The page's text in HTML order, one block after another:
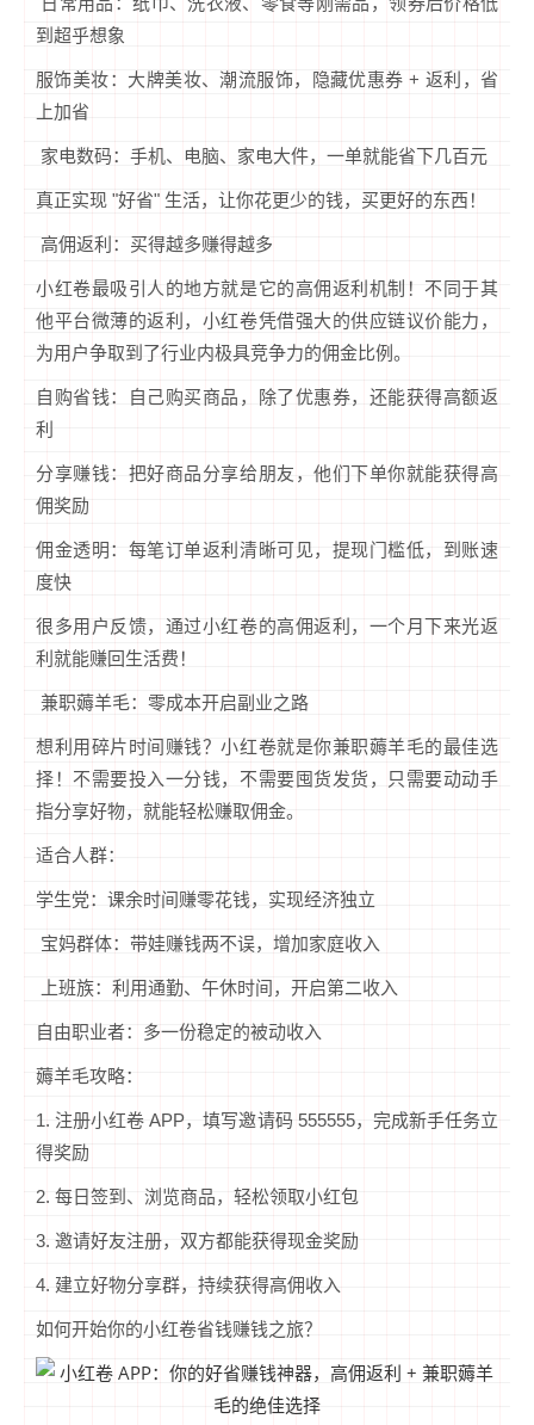
到超乎想象
服饰美妆：大牌美妆、潮流服饰，隐藏优惠券 + 返利，省
上加省
家电数码：手机、电脑、家电大件，一单就能省下几百元
真正实现 "好省" 生活，让你花更少的钱，买更好的东西！
高佣返利：买得越多赚得越多
小红卷最吸引人的地方就是它的高佣返利机制！不同于其
他平台微薄的返利，小红卷凭借强大的供应链议价能力，
为用户争取到了行业内极具竞争力的佣金比例。
自购省钱：自己购买商品，除了优惠券，还能获得高额返
利
分享赚钱：把好商品分享给朋友，他们下单你就能获得高
佣奖励
佣金透明：每笔订单返利清晰可见，提现门槛低，到账速
度快
很多用户反馈，通过小红卷的高佣返利，一个月下来光返
利就能赚回生活费！
兼职薅羊毛：零成本开启副业之路
想利用碎片时间赚钱？小红卷就是你兼职薅羊毛的最佳选
择！不需要投入一分钱，不需要囤货发货，只需要动动手
指分享好物，就能轻松赚取佣金。
适合人群：
学生党：课余时间赚零花钱，实现经济独立
宝妈群体：带娃赚钱两不误，增加家庭收入
上班族：利用通勤、午休时间，开启第二收入
自由职业者：多一份稳定的被动收入
薅羊毛攻略：
1. 注册小红卷 APP，填写邀请码 555555，完成新手任务立
得奖励
2. 每日签到、浏览商品，轻松领取小红包
3. 邀请好友注册，双方都能获得现金奖励
4. 建立好物分享群，持续获得高佣收入
如何开始你的小红卷省钱赚钱之旅？